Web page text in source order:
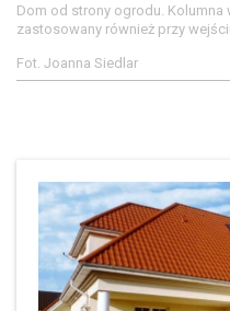
Dom od strony ogrodu.
zastosowany również przy
Fot. Joanna Siedlar